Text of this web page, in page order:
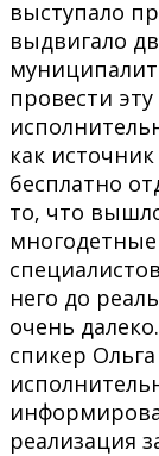
выступало
выдвигало
провести
как
бесплатно
то, что
него до
очень
спикер
реализация